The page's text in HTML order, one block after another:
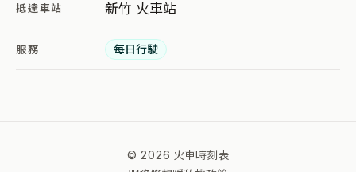
抵達車站 新竹 火車站
服務 每日行駛
© 2026 火車時刻表